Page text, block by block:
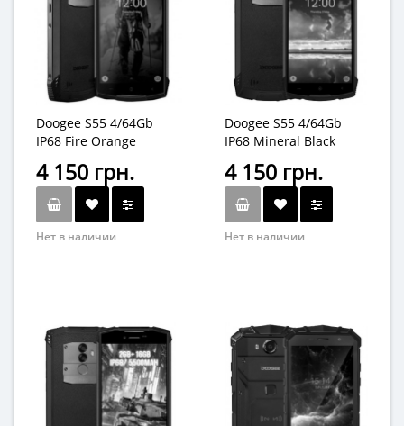
Doogee S55 4/64Gb
IP68 Fire Orange
4 150 грн.
Нет в наличии
Doogee S55 4/64Gb
IP68 Mineral Black
4 150 грн.
Нет в наличии